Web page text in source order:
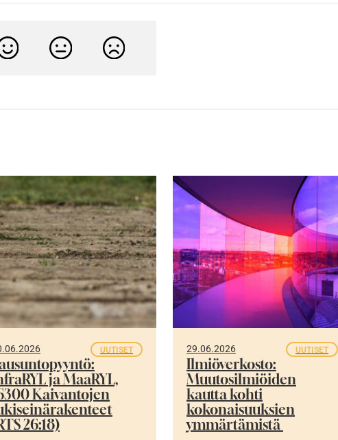
UUTISET
ja MaaRYL,
Kaivantojen
26:18)
29.06.2026 UUTISET
Ilmiöverkosto:
Muutosilmiöiden
kautta kohti
kokonaisuuksien
ymmärtämistä